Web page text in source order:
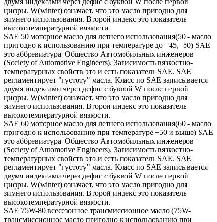
двумя индексами через дефис с буквой W после первой
цифры. W(winter) означает, что это масло пригодно для
зимнего использования. Второй индекс это показатель
высокотемпературной вязкости.
SAE 50 моторное масло для летнего использования(50 - масло
пригодно к использованию при температуре до +45,+50) SAE
это аббревиатура: Общество Автомобильных инженеров
(Society of Automotive Engineers). Зависимость вязкостно-
температурных свойств это и есть показатель SAE. SAE
регламентирует "густоту" масла. Класс по SAE записывается
двумя индексами через дефис с буквой W после первой
цифры. W(winter) означает, что это масло пригодно для
зимнего использования. Второй индекс это показатель
высокотемпературной вязкости.
SAE 60 моторное масло для летнего использования(60 - масло
пригодно к использованию при температуре +50 и выше) SAE
это аббревиатура: Общество Автомобильных инженеров
(Society of Automotive Engineers). Зависимость вязкостно-
температурных свойств это и есть показатель SAE. SAE
регламентирует "густоту" масла. Класс по SAE записывается
двумя индексами через дефис с буквой W после первой
цифры. W(winter) означает, что это масло пригодно для
зимнего использования. Второй индекс это показатель
высокотемпературной вязкости.
SAE 75W-80 всесезонное трансмиссионное масло (75W-
трансмиссионное масло пригодно к использованию при